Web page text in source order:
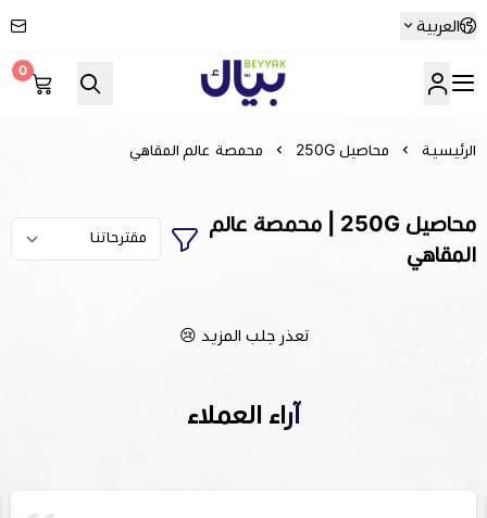
العربية
Beyyak
0
الرئيسية محاصيل 250G محمصة عالم المقاهي
محاصيل 250G | محمصة عالم
المقاهي
تعذر جلب المزيد 😢
آراء العملاء